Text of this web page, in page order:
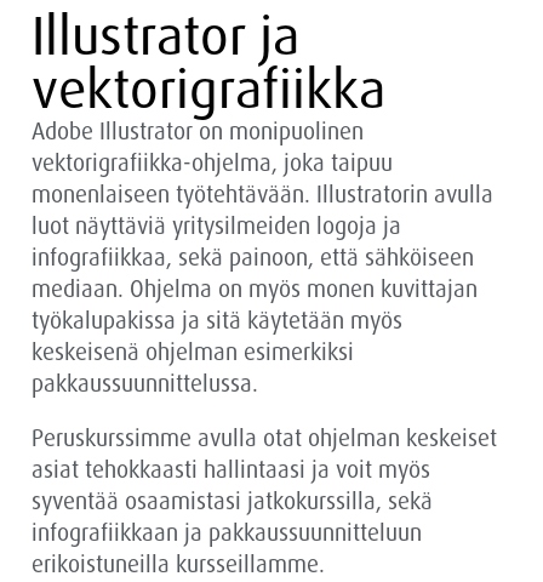
Illustrator ja
vektorigrafiikka
Adobe Illustrator on monipuolinen
vektorigrafiikka-ohjelma, joka taipuu
monenlaiseen työtehtävään. Illustratorin avulla
luot näyttäviä yritysilmeiden logoja ja
infografiikkaa, sekä painoon, että sähköiseen
mediaan. Ohjelma on myös monen kuvittajan
työkalupakissa ja sitä käytetään myös
keskeisenä ohjelman esimerkiksi
pakkaussuunnittelussa.
Peruskurssimme avulla otat ohjelman keskeiset
asiat tehokkaasti hallintaasi ja voit myös
syventää osaamistasi jatkokurssilla, sekä
infografiikkaan ja pakkaussuunnitteluun
erikoistuneilla kursseillamme.